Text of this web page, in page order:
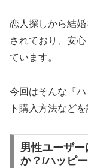
恋人探しから結
されており、安
ています。
今回はそんな『
ト購入方法など
男性ユーザ
か？/ハッピ